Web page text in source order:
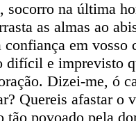
socorro na última
as almas ao
confiança em vosso
difícil e imprevisto
Dizei-me, ó
Quereis afastar o
tão povoado pela